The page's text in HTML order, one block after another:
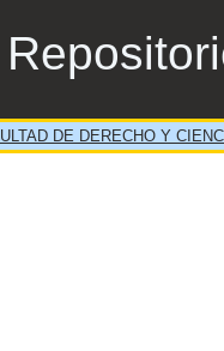
DE DERECHO Y